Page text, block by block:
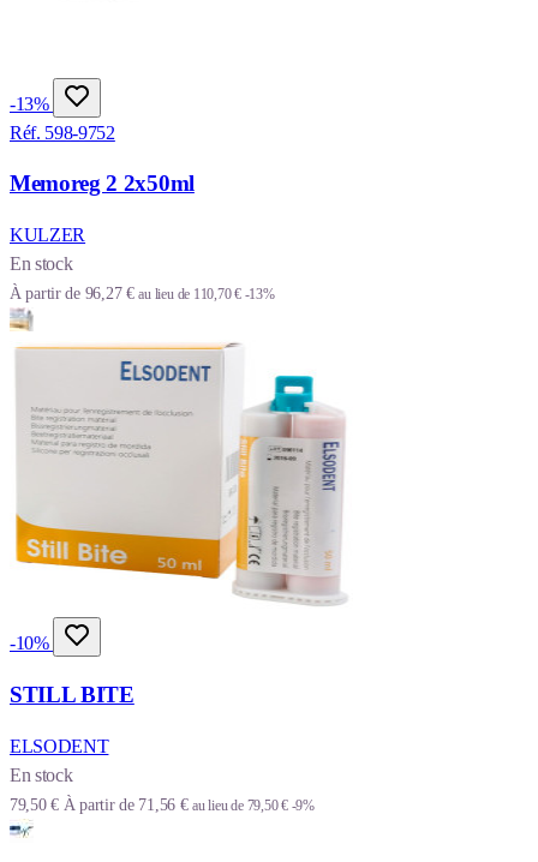
-13%
Réf. 598-9752
Memoreg 2 2x50ml
KULZER
En stock
À partir de 96,27 € au lieu de 110,70 € -13%
-10%
STILL BITE
ELSODENT
En stock
79,50 € À partir de 71,56 € au lieu de 79,50 € -9%